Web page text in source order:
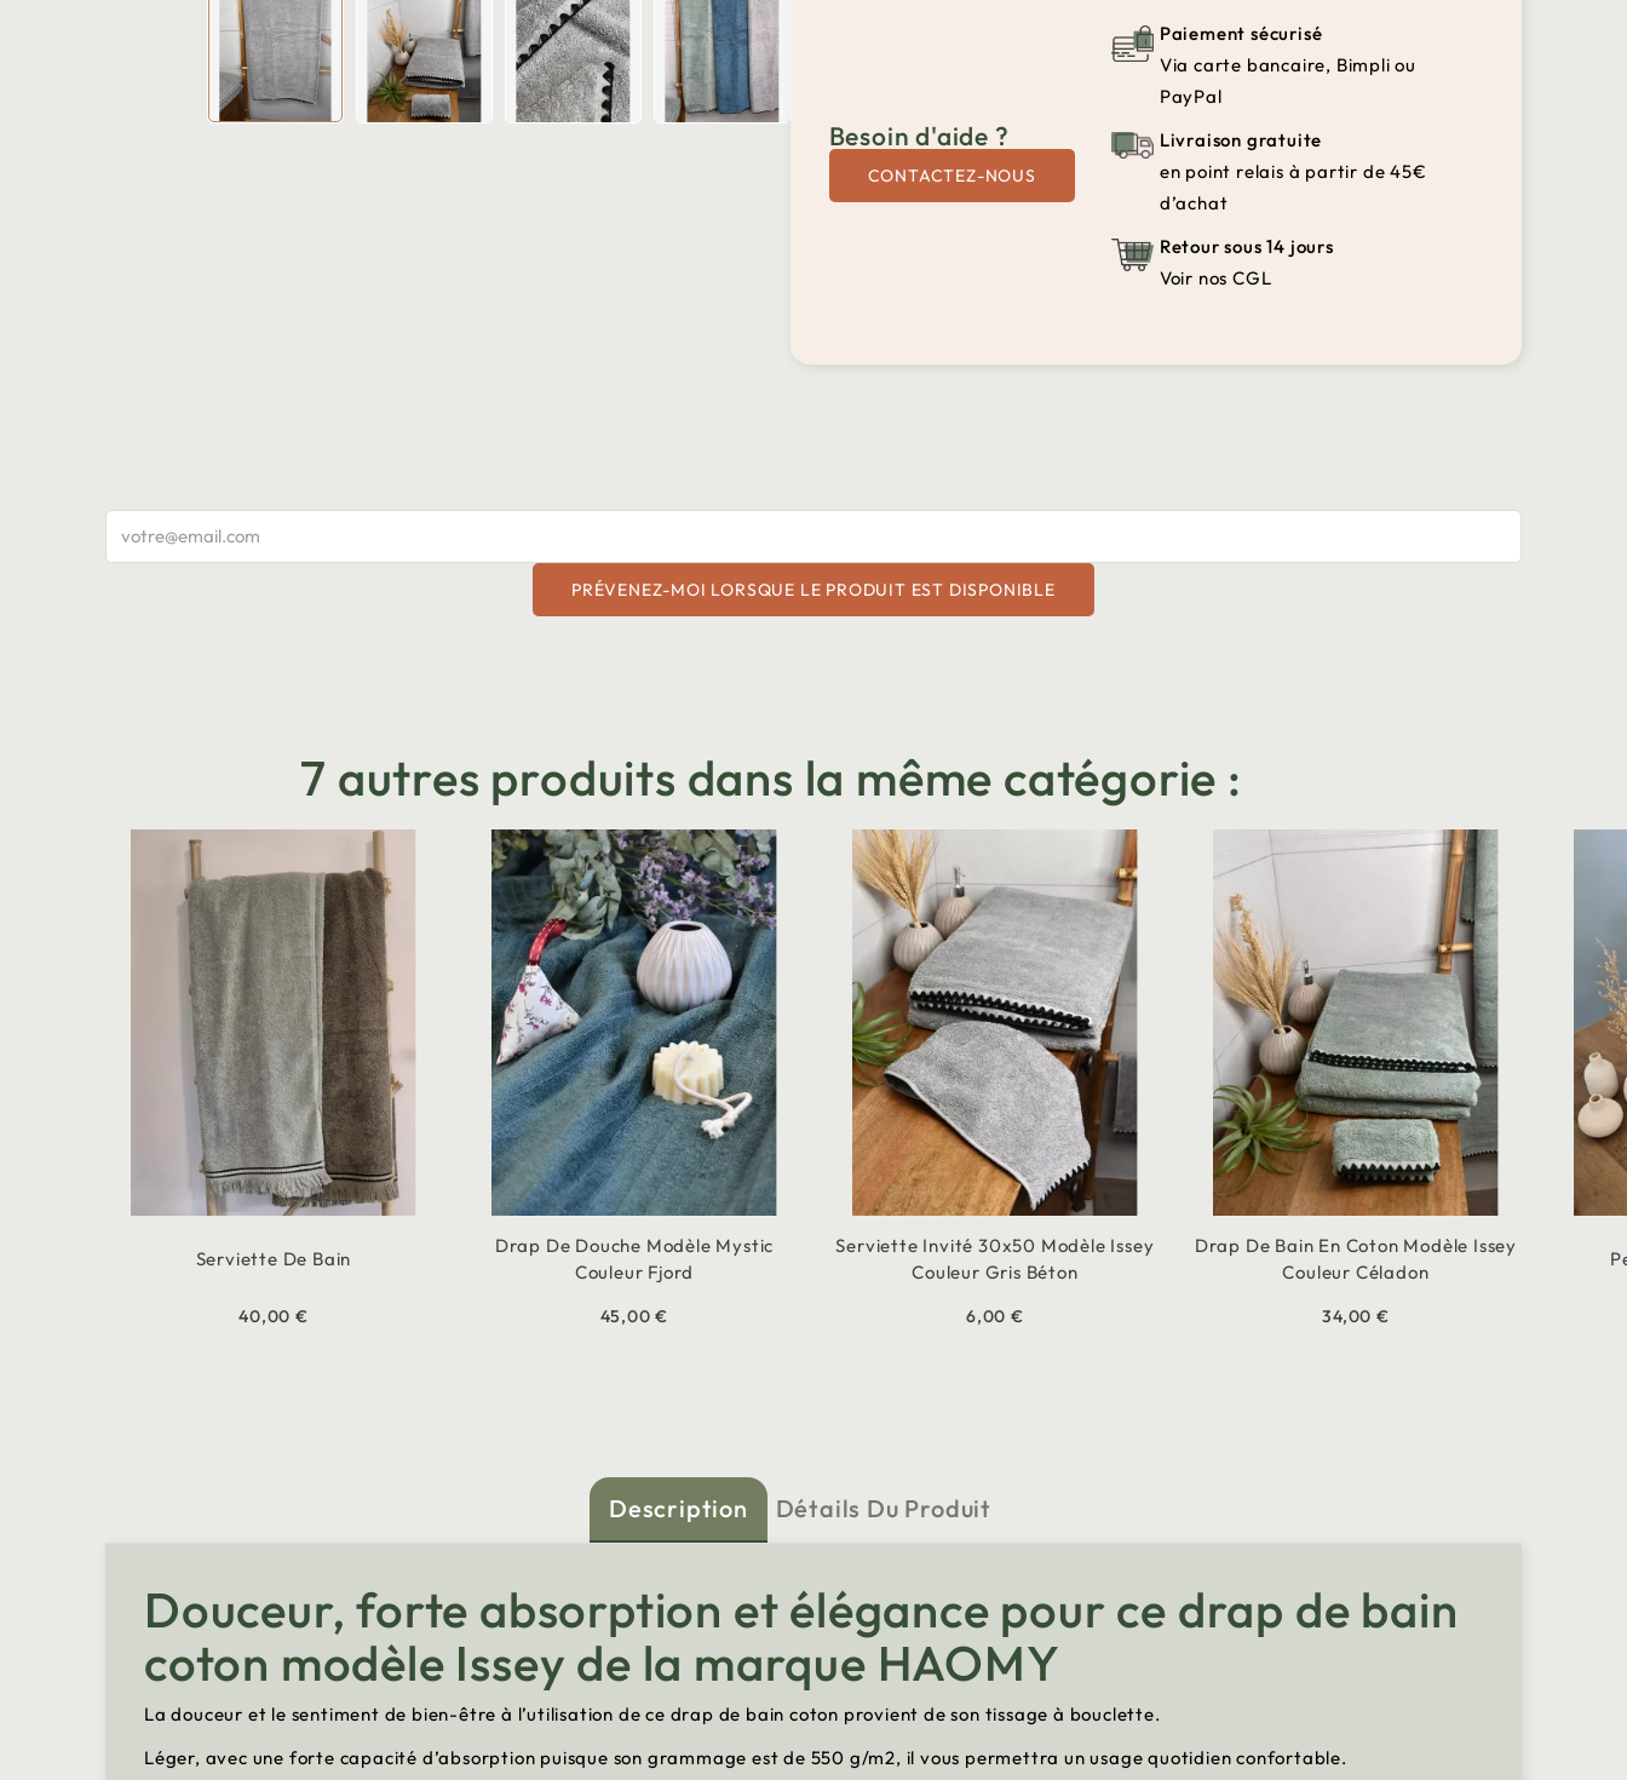
Besoin d'aide ?
CONTACTEZ-NOUS
Paiement sécurisé
Via carte bancaire, Bimpli ou
PayPal
Livraison gratuite
en point relais à partir de 45€
d’achat
Retour sous 14 jours
Voir nos CGL
PRÉVENEZ-MOI LORSQUE LE PRODUIT EST DISPONIBLE
7 autres produits dans la même catégorie :
Serviette De Bain
40,00 €
Drap De Douche Modèle Mystic
Couleur Fjord
45,00 €
Serviette Invité 30x50 Modèle Issey
Couleur Gris Béton
6,00 €
Drap De Bain En Coton Modèle Issey
Couleur Céladon
34,00 €
Description Détails Du Produit
Douceur, forte absorption et élégance pour ce drap de bain
coton modèle Issey de la marque HAOMY
La douceur et le sentiment de bien-être à l’utilisation de ce drap de bain coton provient de son tissage à bouclette.
Léger, avec une forte capacité d’absorption puisque son grammage est de 550 g/m2, il vous permettra un usage quotidien confortable.